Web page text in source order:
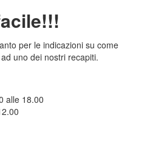
per le indicazioni su come
uno dei nostri recapiti.
alle 18.00